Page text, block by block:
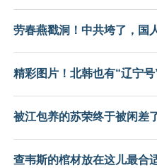
劳春燕戳洞！中共垮了，国
精彩图片！北韩也有“辽宁号
被江包养的苏荣终于被闲差
查韦斯的棺材放在这儿最合